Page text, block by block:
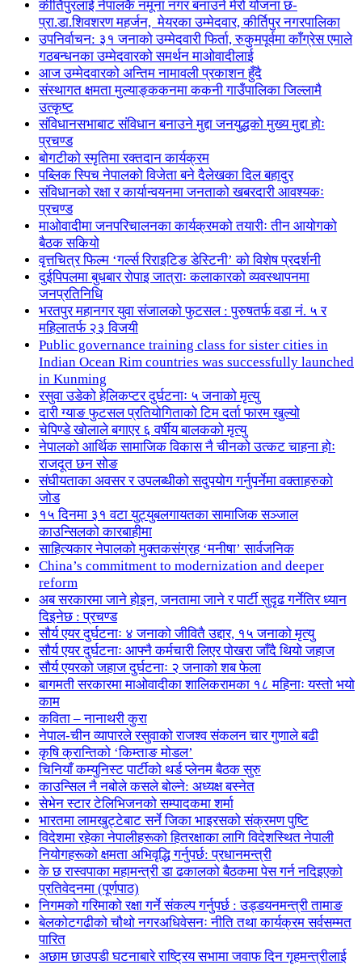
कीर्तिपुरलाई नेपालकै नमूना नगर बनाउने मेरो योजना छ-
प्रा.डा.शिवशरण महर्जन, मेयरका उम्मेदवार, कीर्तिपुर नगरपालिका
उपनिर्वाचन: ३१ जनाको उम्मेदवारी फिर्ता, रुकुमपूर्वमा काँग्रेस एमाले
गठबन्धनका उम्मेदवारको समर्थन माओवादीलाई
आज उम्मेदवारको अन्तिम नामावली प्रकाशन हुँदै
संस्थागत क्षमता मुल्याङ्ककनमा ककनी गाउँपालिका जिल्लामै
उत्कृष्ट
संविधानसभाबाट संविधान बनाउने मुद्दा जनयुद्धको मुख्य मुद्दा होः
प्रचण्ड
बोगटीको स्मृतिमा रक्तदान कार्यक्रम
पब्लिक स्पिच नेपालको विजेता बने दैलेखका दिल बहादुर
संविधानको रक्षा र कार्यान्वयनमा जनताको खबरदारी आवश्यकः
प्रचण्ड
माओवादीमा जनपरिचालनका कार्यक्रमको तयारीः तीन आयोगको
बैठक सकियो
वृत्तचित्र फिल्म ‘गर्ल्स रिराइटिङ डेस्टिनी’ को विशेष प्रदर्शनी
दुईपिपलमा बुधबार रोपाइ जात्राः कलाकारको व्यवस्थापनमा
जनप्रतिनिधि
भरतपुर महानगर युवा संजालको फुटसल : पुरुषतर्फ वडा नं. ५ र
महिलातर्फ २३ विजयी
Public governance training class for sister cities in
Indian Ocean Rim countries was successfully launched
in Kunming
रसुवा उडेको हेलिकप्टर दुर्घटनाः ५ जनाको मृत्यु
दारी ग्याङ फुटसल प्रतियोगिताको टिम दर्ता फारम खुल्यो
चेपिण्डे खोलाले बगाएर ६ वर्षीय बालकको मृत्यु
नेपालको आर्थिक सामाजिक विकास नै चीनको उत्कट चाहना होः
राजदूत छन सोङ
संघीयताका अवसर र उपलब्धीको सदुपयोग गर्नुपर्नेमा वक्ताहरुको
जोड
१५ दिनमा ३१ वटा युट्युबलगायतका सामाजिक सञ्जाल
काउन्सिलको कारबाहीमा
साहित्यकार नेपालको मुक्तकसंग्रह ‘मनीषा’ सार्वजनिक
China’s commitment to modernization and deeper
reform
अब सरकारमा जाने होइन, जनतामा जाने र पार्टी सुदृढ गर्नेतिर ध्यान
दिइनेछ : प्रचण्ड
सौर्य एयर दुर्घटनाः ४ जनाको जीवितै उद्दार, १५ जनाको मृत्यु
सौर्य एयर दुर्घटनाः आफ्नै कर्मचारी लिएर पोखरा जाँदै थियो जहाज
सौर्य एयरको जहाज दुर्घटनाः २ जनाको शब फेला
बागमती सरकारमा माओवादीका शालिकरामका १८ महिनाः यस्तो भयो
काम
कविता – नानाथरी कुरा
नेपाल-चीन व्यापारले रसुवाको राजश्व संकलन चार गुणाले बढी
कृषि क्रान्तिको ‘किम्ताङ मोडल’
चिनियाँ कम्युनिस्ट पार्टीको थर्ड प्लेनम बैठक सुरु
काउन्सिल नै नबोले कसले बोल्ने: अध्यक्ष बस्नेत
सेभेन स्टार टेलिभिजनको सम्पादकमा शर्मा
भारतमा लामखुट्टेबाट सर्ने जिका भाइरसको संक्रमण पुष्टि
विदेशमा रहेका नेपालीहरूको हितरक्षाका लागि विदेशस्थित नेपाली
नियोगहरूको क्षमता अभिवृद्धि गर्नुपर्छ: प्रधानमन्त्री
के छ रास्वपाका महामन्त्री डा ढकालको बैठकमा पेस गर्न नदिइएको
प्रतिवेदनमा (पूर्णपाठ)
निगमको गरिमाको रक्षा गर्ने संकल्प गर्नुपर्छ : उड्डयनमन्त्री तामाङ
बेलकोटगढीको चौथो नगरअधिवेसनः नीति तथा कार्यक्रम सर्वसम्मत
पारित
अछाम छाउपडी घटनाबारे राष्ट्रिय सभामा जवाफ दिन गृहमन्त्रीलाई